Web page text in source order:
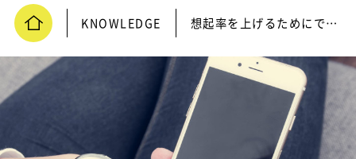
KNOWLEDGE 想起率を上げるためにできる3つのこと